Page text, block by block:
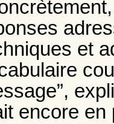
et
encore en